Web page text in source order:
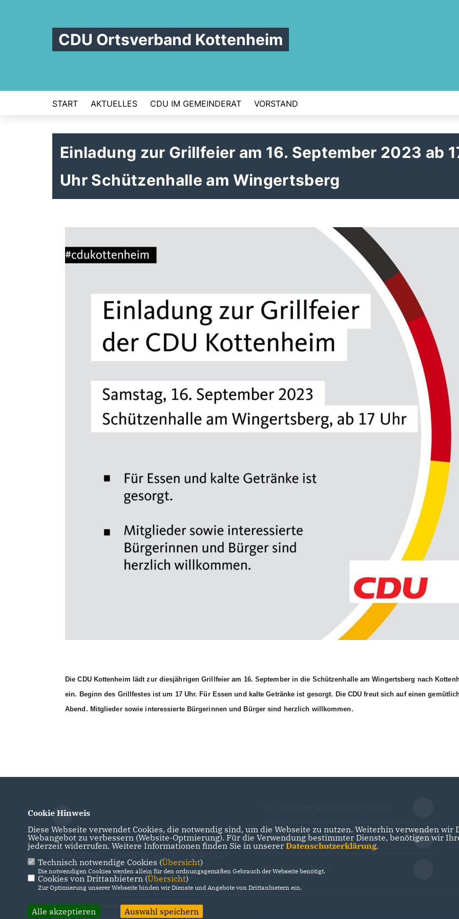
CDU Ortsverband Kottenheim
START AKTUELLES CDU IM GEMEINDERAT VORSTAND
Einladung zur Grillfeier am 16. September 2023 ab
Uhr Schützenhalle am Wingertsberg
Die CDU Kottenheim lädt zur diesjährigen Grillfeier am 16. September in die Schützenhalle am Wingertsberg nach
ein. Beginn des Grillfestes ist um 17 Uhr. Für Essen und kalte Getränke ist gesorgt. Die CDU freut sich auf einen
Abend. Mitglieder sowie interessierte Bürgerinnen und Bürger sind herzlich willkommen.
CDU Rheinland-Pfalz
CDU Deutschlands
@2026 CDU Ortsverband Kottenheim
Alle Rechte vorbehalten.
Cookie Hinweis
Diese Webseite verwendet Cookies, die notwendig sind, um die Webseite zu nutzen. Weiterhin verwenden
Webangebot zu verbessern (Website-Optmierung). Für die Verwendung bestimmter Dienste, benötigen wir
jederzeit widerrufen. Weitere Informationen finden Sie in unserer Datenschutzerklärung.
Technisch notwendige Cookies (Übersicht)
Die notwendigen Cookies werden allein für den ordnungsgemäßen Gebrauch der Webseite benötigt.
Cookies von Drittanbietern (Übersicht)
Zur Optimierung unserer Webseite binden wir Dienste und Angebote von Drittanbietern ein.
Alle akzeptieren Auswahl speichern